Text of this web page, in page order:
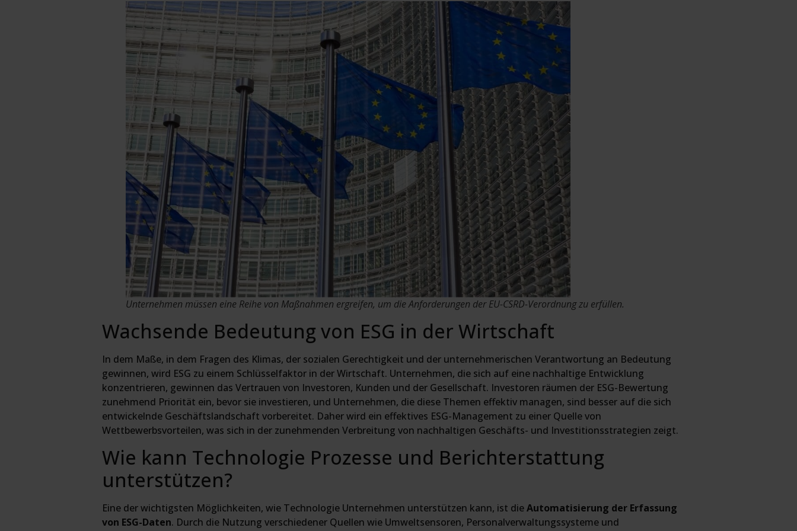
Unternehmen müssen eine Reihe von Maßnahmen ergreifen, um die Anforderungen der EU-CSRD-Verordnung zu erfüllen.
Wachsende Bedeutung von ESG in der Wirtschaft
In dem Maße, in dem Fragen des Klimas, der sozialen Gerechtigkeit und der unternehmerischen Verantwortung an Bedeutung
gewinnen, wird ESG zu einem Schlüsselfaktor in der Wirtschaft. Unternehmen, die sich auf eine nachhaltige Entwicklung
konzentrieren, gewinnen das Vertrauen von Investoren, Kunden und der Gesellschaft. Investoren räumen der ESG-Bewertung
zunehmend Priorität ein, bevor sie investieren, und Unternehmen, die diese Themen effektiv managen, sind besser auf die sich
entwickelnde Geschäftslandschaft vorbereitet. Daher wird ein effektives ESG-Management zu einer Quelle von
Wettbewerbsvorteilen, was sich in der zunehmenden Verbreitung von nachhaltigen Geschäfts- und Investitionsstrategien zeigt.
Wie kann Technologie Prozesse und Berichterstattung
unterstützen?
Eine der wichtigsten Möglichkeiten, wie Technologie Unternehmen unterstützen kann, ist dieAutomatisierung der Erfassung
von ESG-Daten. Durch die Nutzung verschiedener Quellen wie Umweltsensoren, Personalverwaltungssysteme und